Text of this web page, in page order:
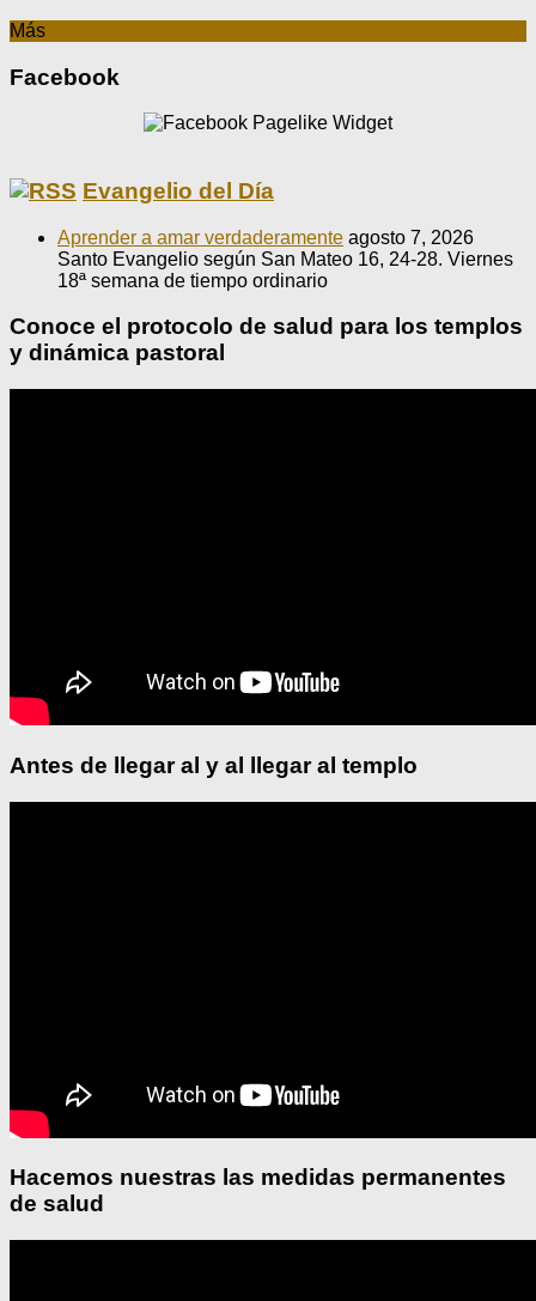
Más
Facebook
Evangelio del Día
Aprender a amar verdaderamente agosto 7, 2026
Santo Evangelio según San Mateo 16, 24-28. Viernes
18ª semana de tiempo ordinario
Conoce el protocolo de salud para los templos
y dinámica pastoral
Antes de llegar al y al llegar al templo
Hacemos nuestras las medidas permanentes
de salud